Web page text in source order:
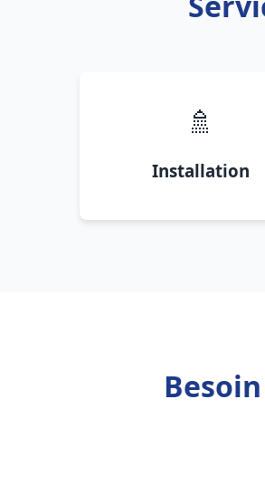
🚿
Installation